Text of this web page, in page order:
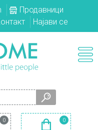
Продавници
Најави се
0 0